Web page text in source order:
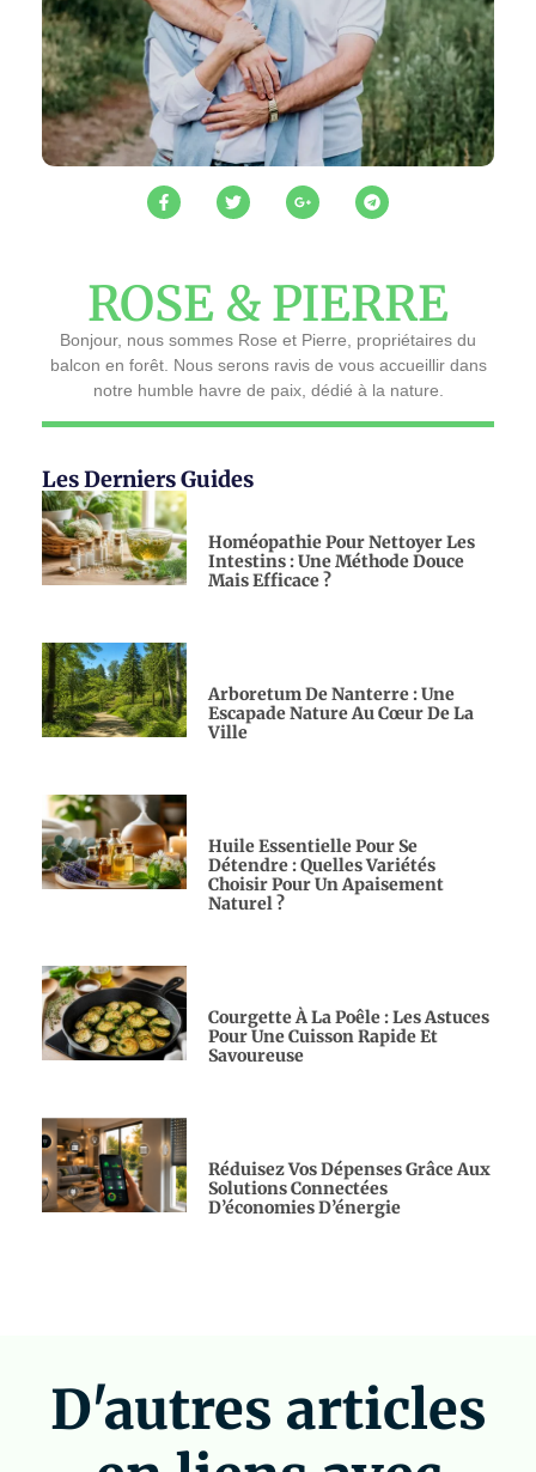
ROSE & PIERRE
Bonjour, nous sommes Rose et Pierre, propriétaires du
balcon en forêt. Nous serons ravis de vous accueillir dans
notre humble havre de paix, dédié à la nature.
Les Derniers Guides
Homéopathie Pour Nettoyer Les
Intestins : Une Méthode Douce
Mais Efficace ?
Arboretum De Nanterre : Une
Escapade Nature Au Cœur De La
Ville
Huile Essentielle Pour Se
Détendre : Quelles Variétés
Choisir Pour Un Apaisement
Naturel ?
Courgette À La Poêle : Les Astuces
Pour Une Cuisson Rapide Et
Savoureuse
Réduisez Vos Dépenses Grâce Aux
Solutions Connectées
D’économies D’énergie
D'autres articles